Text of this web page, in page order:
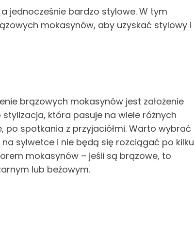
jednocześnie bardzo stylowe. W tym
mokasynów, aby uzyskać stylowy i
brązowych mokasynów jest założenie
która pasuje na wiele różnych
spotkania z przyjaciółmi. Warto wybrać
sylwetce i nie będą się rozciągać po kilku
mokasynów – jeśli są brązowe, to
lub beżowym.